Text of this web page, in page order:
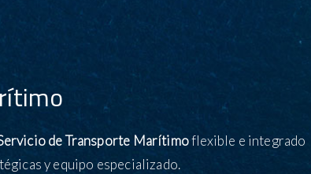
de Transporte Marítimoflexible e integrado
y equipo especializado.